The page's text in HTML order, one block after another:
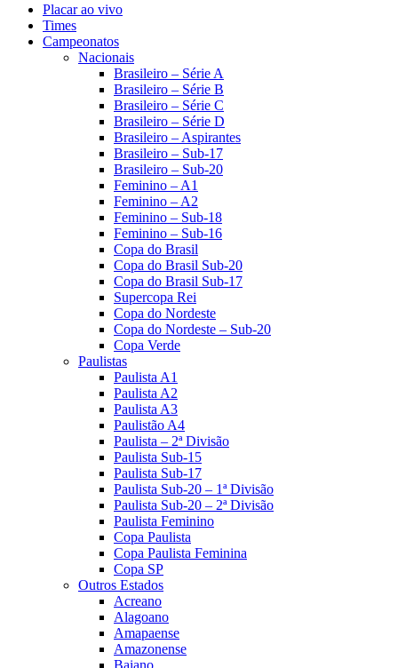
Placar ao vivo
Times
Campeonatos
Nacionais
Brasileiro – Série A
Brasileiro – Série B
Brasileiro – Série C
Brasileiro – Série D
Brasileiro – Aspirantes
Brasileiro – Sub-17
Brasileiro – Sub-20
Feminino – A1
Feminino – A2
Feminino – Sub-18
Feminino – Sub-16
Copa do Brasil
Copa do Brasil Sub-20
Copa do Brasil Sub-17
Supercopa Rei
Copa do Nordeste
Copa do Nordeste – Sub-20
Copa Verde
Paulistas
Paulista A1
Paulista A2
Paulista A3
Paulistão A4
Paulista – 2ª Divisão
Paulista Sub-15
Paulista Sub-17
Paulista Sub-20 – 1ª Divisão
Paulista Sub-20 – 2ª Divisão
Paulista Feminino
Copa Paulista
Copa Paulista Feminina
Copa SP
Outros Estados
Acreano
Alagoano
Amapaense
Amazonense
Baiano